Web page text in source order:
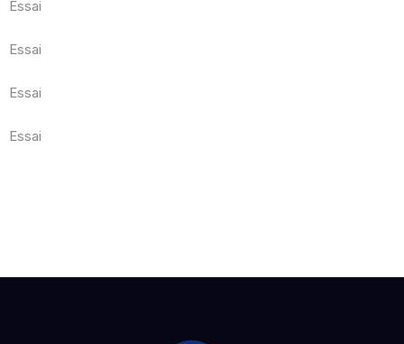
Essai
Essai
Essai
Essai